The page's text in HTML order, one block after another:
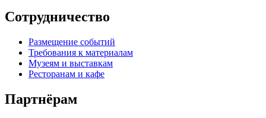
Сотрудничество
Размещение событий
Требования к материалам
Музеям и выставкам
Ресторанам и кафе
Партнёрам